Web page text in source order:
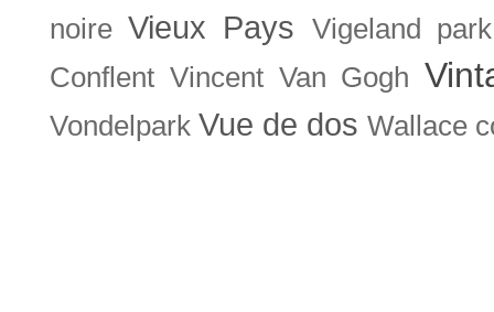
noire Vieux Pays
Vigeland park
Conflent Vincent Van Gogh
Vondelpark Vue de dos Wallace